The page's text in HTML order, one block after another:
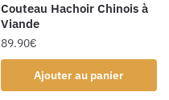
Couteau Hachoir Chinois à
Viande
89.90€
Ajouter au panier